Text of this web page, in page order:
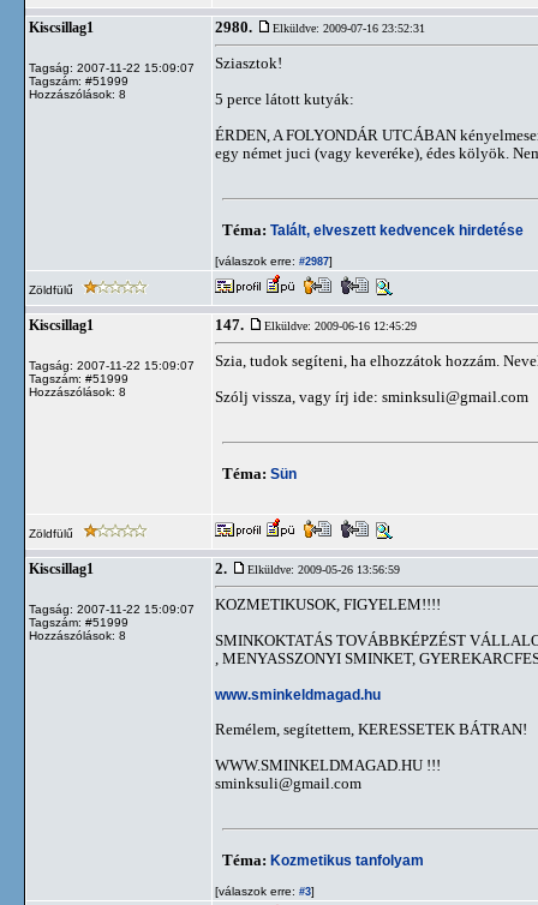
Kiscsillag1
Tagság: 2007-11-22 15:09:07
Tagszám: #51999
Hozzászólások: 8
2980. Elküldve: 2009-07-16 23:52:31
Sziasztok!
5 perce látott kutyák:
ÉRDEN, A FOLYONDÁR UTCÁBAN
egy német juci (vagy keveréke), édes kölyök.
Téma: Talált, elveszett kedvencek hirdetése
[válaszok erre: #2987]
Zöldfülű
Kiscsillag1
Tagság: 2007-11-22 15:09:07
Tagszám: #51999
Hozzászólások: 8
147. Elküldve: 2009-06-16 12:45:29
Szia, tudok segíteni, ha elhozzátok hozzám.
Szólj vissza, vagy írj ide: sminksuli@gmail.com
Téma: Sün
Zöldfülű
Kiscsillag1
Tagság: 2007-11-22 15:09:07
Tagszám: #51999
Hozzászólások: 8
2. Elküldve: 2009-05-26 13:56:59
KOZMETIKUSOK, FIGYELEM!!!!
SMINKOKTATÁS TOVÁBBKÉPZÉST
, MENYASSZONYI SMINKET,
www.sminkeldmagad.hu
Remélem, segítettem, KERESSETEK BÁTRAN!
WWW.SMINKELDMAGAD.HU !!!
sminksuli@gmail.com
Téma: Kozmetikus tanfolyam
[válaszok erre: #3]